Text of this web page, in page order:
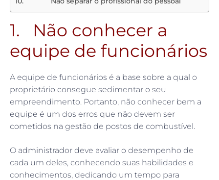
1. Não conhecer a
equipe de funcionários
A equipe de funcionários é a base sobre a qual o
proprietário consegue sedimentar o seu
empreendimento. Portanto, não conhecer bem a
equipe é um dos erros que não devem ser
cometidos na gestão de postos de combustível.
O administrador deve avaliar o desempenho de
cada um deles, conhecendo suas habilidades e
conhecimentos, dedicando um tempo para